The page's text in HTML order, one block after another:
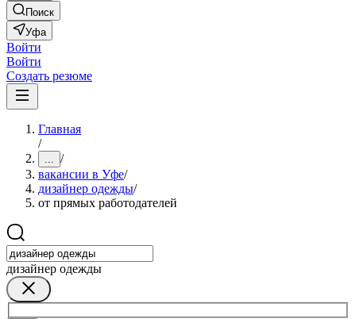
Поиск
Уфа
Войти
Войти
Создать резюме
Главная
/
... /
вакансии в Уфе/
дизайнер одежды/
от прямых работодателей
дизайнер одежды